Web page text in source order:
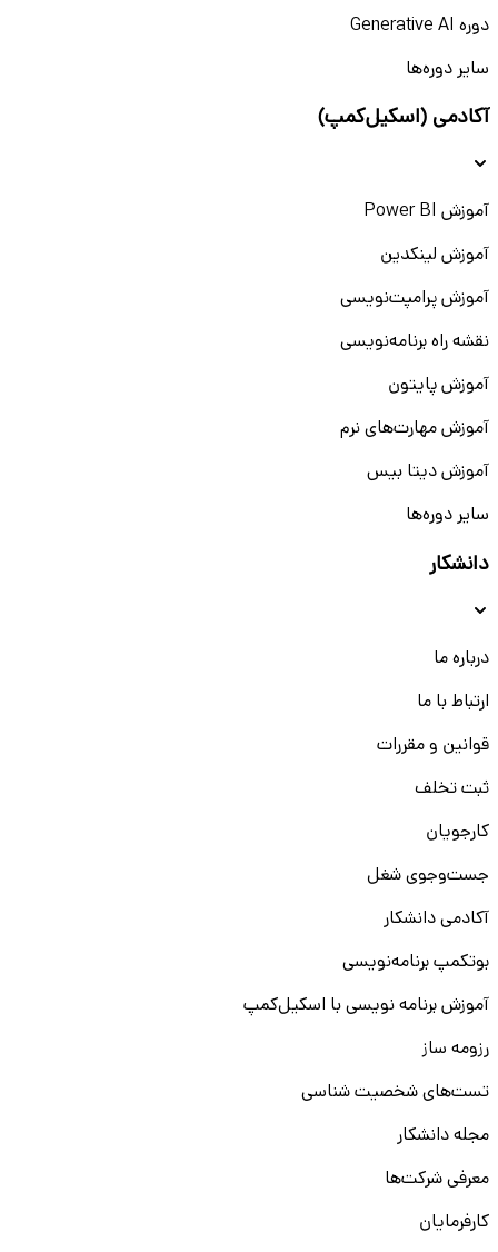
دوره Generative AI
سایر دوره‌ها
آکادمی (اسکیل‌کمپ)
آموزش Power BI
آموزش لینکدین
آموزش پرامپت‌نویسی
نقشه راه برنامه‌نویسی
آموزش پایتون
آموزش مهارت‌های نرم
آموزش دیتا بیس
سایر دوره‌ها
دانشکار
درباره ما
ارتباط با ما
قوانین و مقررات
ثبت تخلف
کارجویان
جست‌و‌جوی شغل
آکادمی دانشکار
بوتکمپ برنامه‌نویسی
آموزش برنامه نویسی با اسکیل‌کمپ
رزومه ساز
تست‌های شخصیت شناسی
مجله دانشکار
معرفی شرکت‌ها
کارفرمایان